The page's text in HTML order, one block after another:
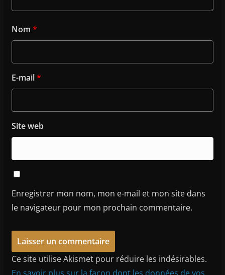
Nom *
E-mail*
Site web
Enregistrer mon nom, mon e-mail et mon site dans
le navigateur pour mon prochain commentaire.
Ce site utilise Akismet pour réduire les indésirables.
En savoir plus sur la façon dont les données de vos